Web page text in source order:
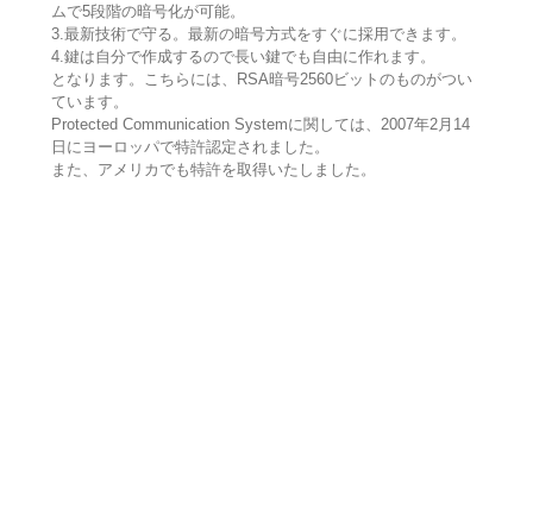
ムで5段階の暗号化が可能。
3.最新技術で守る。最新の暗号方式をすぐに採用できます。
4.鍵は自分で作成するので長い鍵でも自由に作れます。
となります。こちらには、RSA暗号2560ビットのものがつい
ています。
Protected Communication Systemに関しては、2007年2月14
日にヨーロッパで特許認定されました。
また、アメリカでも特許を取得いたしました。